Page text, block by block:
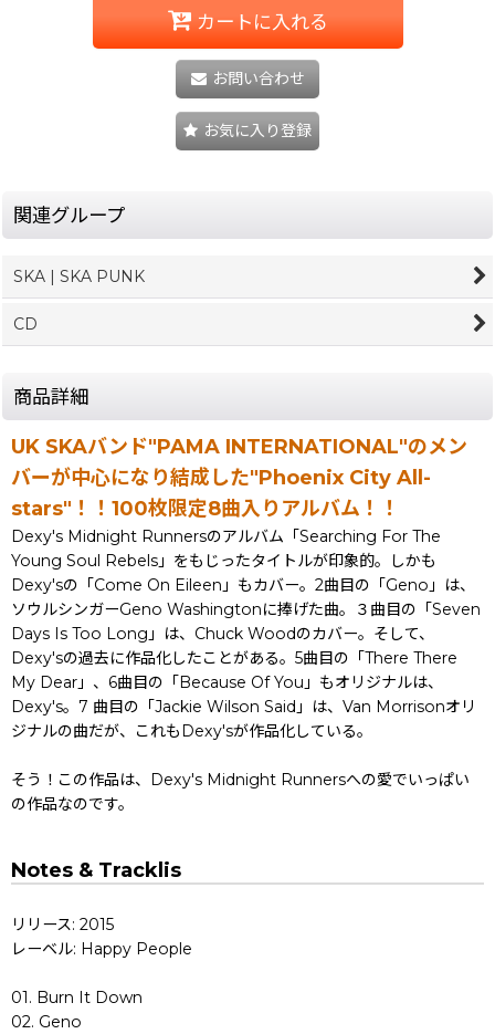
カートに入れる
お問い合わせ
お気に入り登録
関連グループ
SKA | SKA PUNK
CD
商品詳細
UK SKAバンド"PAMA INTERNATIONAL"のメン
バーが中心になり結成した"Phoenix City All-
stars"！！100枚限定8曲入りアルバム！！
Dexy's Midnight Runnersのアルバム「Searching For The
Young Soul Rebels」をもじったタイトルが印象的。しかも
Dexy'sの「Come On Eileen」もカバー。2曲目の「Geno」は、
ソウルシンガーGeno Washingtonに捧げた曲。３曲目の「Seven
Days Is Too Long」は、Chuck Woodのカバー。そして、
Dexy'sの過去に作品化したことがある。5曲目の「There There
My Dear」、6曲目の「Because Of You」もオリジナルは、
Dexy's。7 曲目の「Jackie Wilson Said」は、Van Morrisonオリ
ジナルの曲だが、これもDexy'sが作品化している。
そう！この作品は、Dexy's Midnight Runnersへの愛でいっぱい
の作品なのです。
Notes & Tracklis
リリース: 2015
レーベル: Happy People
01. Burn It Down
02. Geno